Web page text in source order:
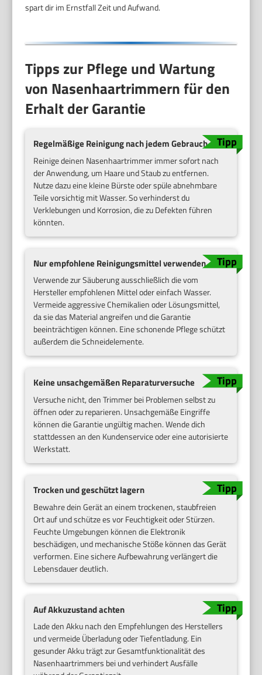
spart dir im Ernstfall Zeit und Aufwand.
Tipps zur Pflege und Wartung
von Nasenhaartrimmern für den
Erhalt der Garantie
Regelmäßige Reinigung nach jedem Gebrauch
Reinige deinen Nasenhaartrimmer immer sofort nach
der Anwendung, um Haare und Staub zu entfernen.
Nutze dazu eine kleine Bürste oder spüle abnehmbare
Teile vorsichtig mit Wasser. So verhinderst du
Verklebungen und Korrosion, die zu Defekten führen
könnten.
Nur empfohlene Reinigungsmittel verwenden
Verwende zur Säuberung ausschließlich die vom
Hersteller empfohlenen Mittel oder einfach Wasser.
Vermeide aggressive Chemikalien oder Lösungsmittel,
da sie das Material angreifen und die Garantie
beeinträchtigen können. Eine schonende Pflege schützt
außerdem die Schneidelemente.
Keine unsachgemäßen Reparaturversuche
Versuche nicht, den Trimmer bei Problemen selbst zu
öffnen oder zu reparieren. Unsachgemäße Eingriffe
können die Garantie ungültig machen. Wende dich
stattdessen an den Kundenservice oder eine autorisierte
Werkstatt.
Trocken und geschützt lagern
Bewahre dein Gerät an einem trockenen, staubfreien
Ort auf und schütze es vor Feuchtigkeit oder Stürzen.
Feuchte Umgebungen können die Elektronik
beschädigen, und mechanische Stöße können das Gerät
verformen. Eine sichere Aufbewahrung verlängert die
Lebensdauer deutlich.
Auf Akkuzustand achten
Lade den Akku nach den Empfehlungen des Herstellers
und vermeide Überladung oder Tiefentladung. Ein
gesunder Akku trägt zur Gesamtfunktionalität des
Nasenhaartrimmers bei und verhindert Ausfälle